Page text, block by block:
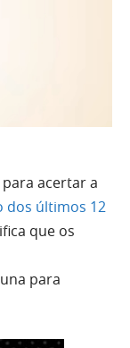
acertar a
dos últimos 12
que os
para